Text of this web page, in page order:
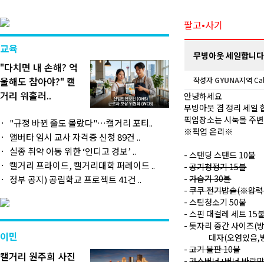
교육
"다치면 내 손해? 억
울해도 참아야?" 캘
거리 워홀러..
"규정 바뀐 줄도 몰랐다"…캘거리 포티..
앨버타 임시 교사 자격증 신청 89건 ..
실종 취약 아동 위한 ‘인디고 경보’ ..
캘거리 프라이드, 캘거리대학 퍼레이드 ..
정부 공지) 공립학교 프로젝트 41건 ..
이민
캘거리 원주희 사진
팔고•사기
무빙아웃 세일합니
작성자 GYUNA지역
안녕하세요
무빙아웃 겸 정리 세일
픽업장소는 시눅몰 주
※픽업 온리※
- 스탠딩 스탠드 10불
-공기청정기 15불
-가습기 30불
-쿠쿠 전기밥솥(※압
- 스팀청소기 50불
- 스핀 대걸레 세트 15
- 돗자리 중간 사이즈(
대자(오염있음,
-고기 불판 10불